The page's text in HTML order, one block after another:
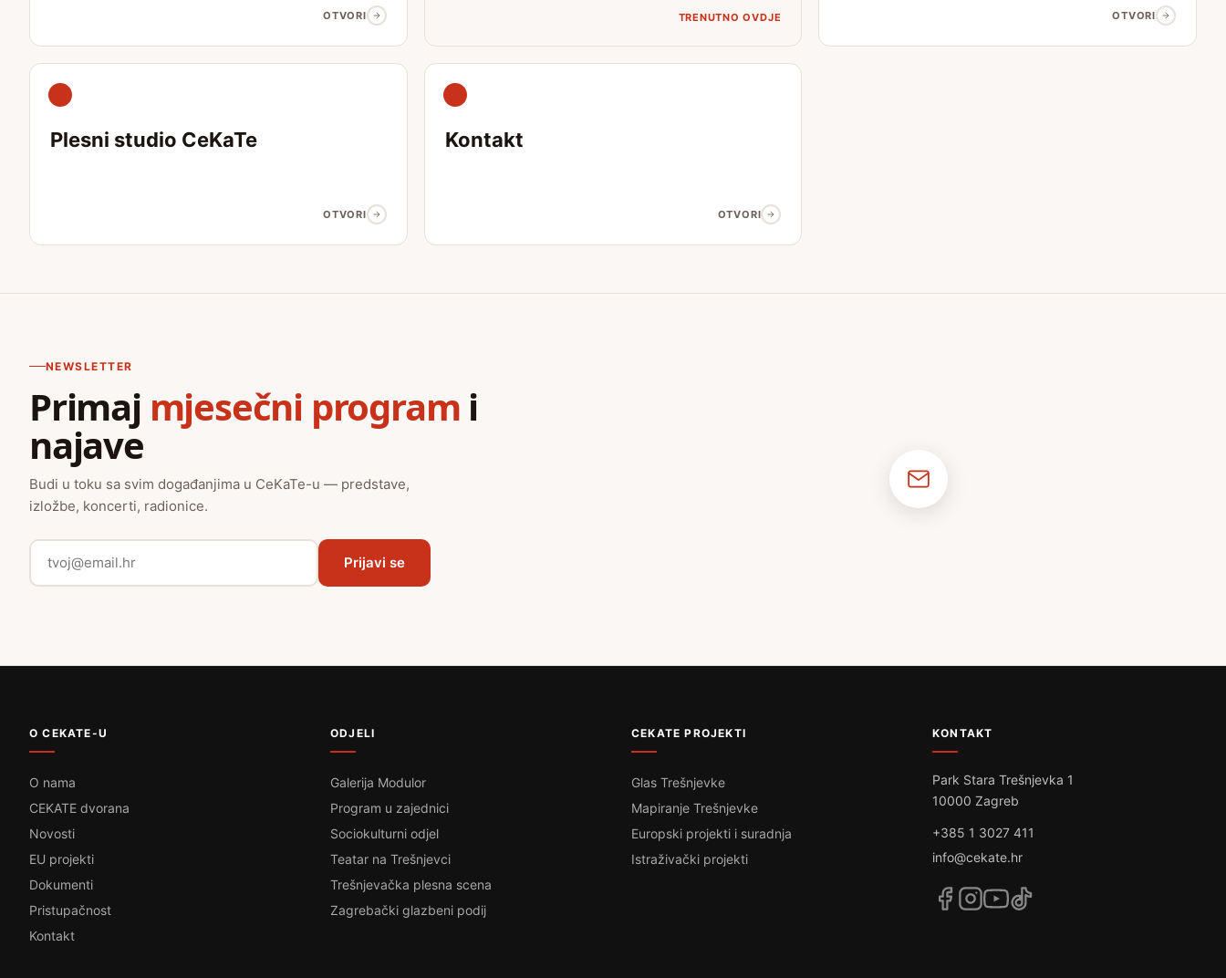
OTVORI TRENUTNO OVDJE OTVORI
Plesni studio CeKaTe
OTVORI
Kontakt
OTVORI
NEWSLETTER
Primaj mjesečni program i
najave
Budi u toku sa svim događanjima u CeKaTe-u — predstave,
izložbe, koncerti, radionice.
Prijavi se
O CEKATE-U
O nama
CEKATE dvorana
Novosti
EU projekti
Dokumenti
Pristupačnost
Kontakt
ODJELI
Galerija Modulor
Program u zajednici
Sociokulturni odjel
Teatar na Trešnjevci
Trešnjevačka plesna scena
Zagrebački glazbeni podij
CEKATE PROJEKTI
Glas Trešnjevke
Mapiranje Trešnjevke
Europski projekti i suradnja
Istraživački projekti
KONTAKT
Park Stara Trešnjevka 1
10000 Zagreb
+385 1 3027 411
info@cekate.hr